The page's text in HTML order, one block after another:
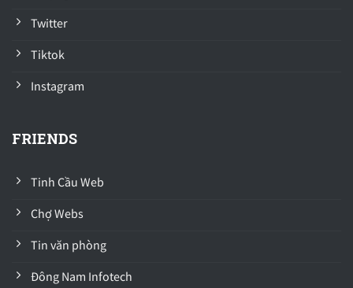
Twitter
Tiktok
Instagram
FRIENDS
Tinh Cầu Web
Chợ Webs
Tin văn phòng
Đông Nam Infotech